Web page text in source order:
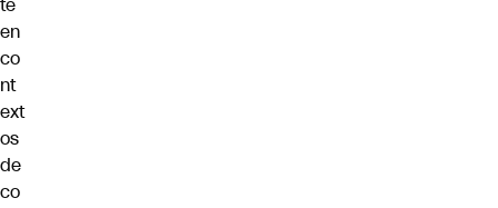
en
co
nt
ext
os
de
co